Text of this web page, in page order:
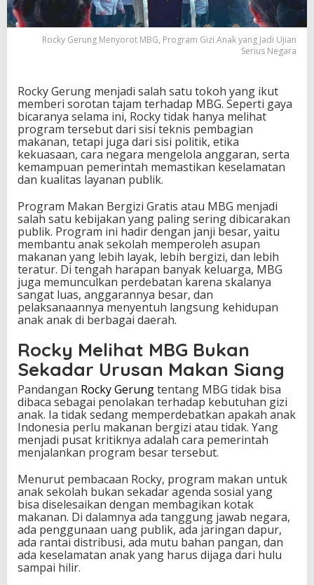
G
P
a
m
G
i
z
i
A
n
k
y
a
n
g
J
a
d
i
U
i
a
n
S
e
r
u
s
e
g
a
r
a
Rocky Gerung Menyorot MBG, Program Gizi Anak yang Jadi Ujian
Serius Negara
Rocky Gerung menjadi salah satu tokoh yang ikut
memberi sorotan tajam terhadap MBG. Seperti gaya
bicaranya selama ini, Rocky tidak hanya melihat
program tersebut dari sisi teknis pembagian
makanan, tetapi juga dari sisi politik, etika
kekuasaan, cara negara mengelola anggaran, serta
kemampuan pemerintah memastikan keselamatan
dan kualitas layanan publik.
Program Makan Bergizi Gratis atau MBG menjadi
salah satu kebijakan yang paling sering dibicarakan
publik. Program ini hadir dengan janji besar, yaitu
membantu anak sekolah memperoleh asupan
makanan yang lebih layak, lebih bergizi, dan lebih
teratur. Di tengah harapan banyak keluarga, MBG
juga memunculkan perdebatan karena skalanya
sangat luas, anggarannya besar, dan
pelaksanaannya menyentuh langsung kehidupan
anak anak di berbagai daerah.
Rocky Melihat MBG Bukan
Sekadar Urusan Makan Siang
Pandangan Rocky Gerungtentang MBG tidak bisa
dibaca sebagai penolakan terhadap kebutuhan gizi
anak. Ia tidak sedang memperdebatkan apakah anak
Indonesia perlu makanan bergizi atau tidak. Yang
menjadi pusat kritiknya adalah cara pemerintah
menjalankan program besar tersebut.
Menurut pembacaan Rocky, program makan untuk
anak sekolah bukan sekadar agenda sosial yang
bisa diselesaikan dengan membagikan kotak
makanan. Di dalamnya ada tanggung jawab negara,
ada penggunaan uang publik, ada jaringan dapur,
ada rantai distribusi, ada mutu bahan pangan, dan
ada keselamatan anak yang harus dijaga dari hulu
sampai hilir.